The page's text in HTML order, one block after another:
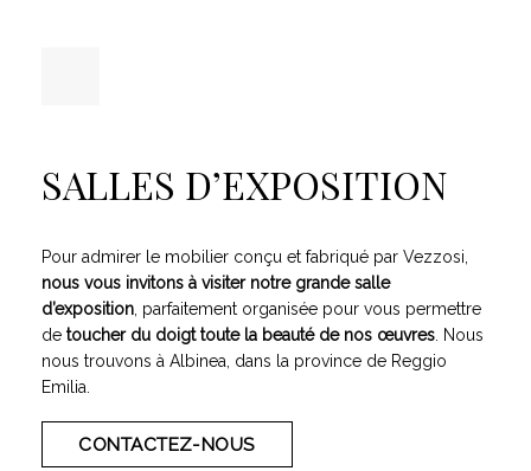
SALLES D’EXPOSITION
Pour admirer le mobilier conçu et fabriqué par Vezzosi,
nous vous invitons à visiter notre grande salle
d’exposition , parfaitement organisée pour vous permettre
de toucher du doigt toute la beauté de nos œuvres . Nous
nous trouvons à Albinea, dans la province de Reggio
Emilia.
CONTACTEZ-NOUS